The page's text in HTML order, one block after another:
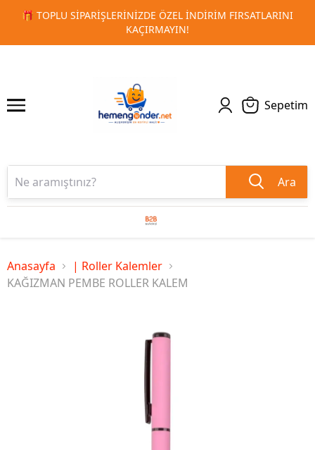
FIRSATLARINI
🚀 KURUMSAL PROMOSYON VE MATBAA
1 2
Sepetim
Ara
Anasayfa
| Roller Kalemler
KAĞIZMAN PEMBE ROLLER KALEM